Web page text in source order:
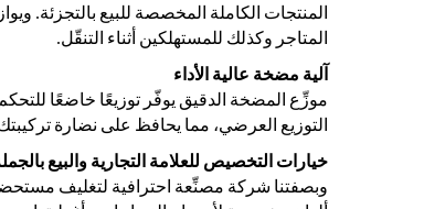
المنتجات الكاملة المخصصة للبيع بالتجزئة.
المتاجر وكذلك للمستهلكين أثناء التنقّل.
آلية مضخة عالية الأداء
موزِّع المضخة الدقيق يوفّر توزيعًا خاضعًا
التوزيع العرضي، مما يحافظ على نضارة
خيارات التخصيص للعلامة التجارية والبيع
وبصفتنا شركة مصنِّعة احترافية لتغليف